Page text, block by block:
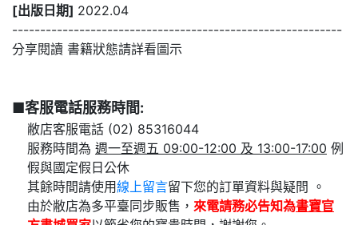
[出版日期] 2022.04
-----------------------------------------------------------
分享閱讀 書籍狀態請詳看圖示
■客服電話服務時間:
敝店客服電話 (02) 85316044
服務時間為 週一至週五 09:00-12:00 及 13:00-17:00 例
假與國定假日公休
其餘時間請使用線上留言
留下您的訂單資料與疑問 。
由於敝店為多平臺同步販售， 來電請務必告知為書寶官